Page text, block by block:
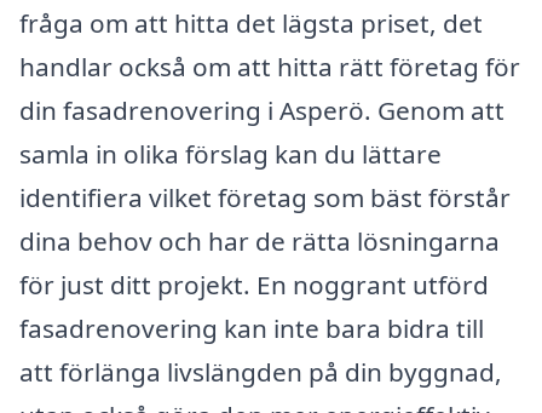
fråga om att hitta det lägsta priset, det
handlar också om att hitta rätt företag för
din fasadrenovering i Asperö. Genom att
samla in olika förslag kan du lättare
identifiera vilket företag som bäst förstår
dina behov och har de rätta lösningarna
för just ditt projekt. En noggrant utförd
fasadrenovering kan inte bara bidra till
att förlänga livslängden på din byggnad,